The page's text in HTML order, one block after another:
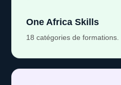
One Africa Skills
18 catégories de formations.